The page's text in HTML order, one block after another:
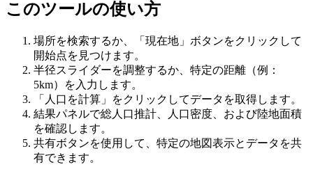
このツールの使い方
場所を検索するか、「現在地」ボタンをクリックして
開始点を見つけます。
半径スライダーを調整するか、特定の距離（例：
5km）を入力します。
「人口を計算」をクリックしてデータを取得します。
結果パネルで総人口推計、人口密度、および陸地面積
を確認します。
共有ボタンを使用して、特定の地図表示とデータを共
有できます。